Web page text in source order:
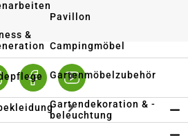
&
Pavillon
Campingmöbel
Gartenmöbelzubehör
Gartendekoration & -
beleuchtung